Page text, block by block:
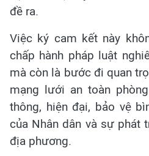
đề ra.
Việc ký cam kết này
chấp hành pháp luật
mà còn là bước đi quan
mạng lưới an toàn
thông, hiện đại, bảo vệ
của Nhân dân và sự phát
địa phương.